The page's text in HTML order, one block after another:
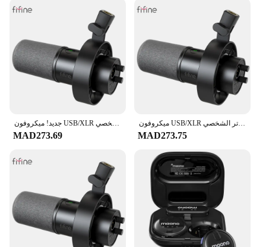
جديد! ميكروفون USB/XLR ديناميكي مع مقبض كسب/كتم صوت يعمل باللمس/مقبس سماعة الرأس، ميكروفون تسجيل لبطاقة الصوت للكمبيوتر الشخصي - K688W أبيض
MAD273.69
ميكروفون USB/XLR ديناميكي مع مقبض كسب/كتم صوت يعمل باللمس/مقبس سماعة الرأس، ميكروفون تسجيل لبطاقة الصوت للكمبيوتر الشخصي - K688W أبيض
MAD273.75